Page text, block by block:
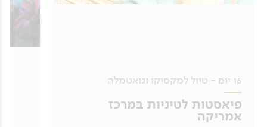
16 יום - טיול למקסיקו וגואטמלה
פיאסטות לטיניות במרכז
אמריקה